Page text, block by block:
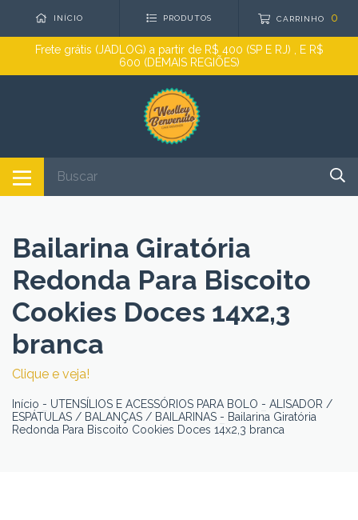
INÍCIO PRODUTOS CARRINHO 0
Frete grátis (JADLOG) a partir de R$ 400 (SP E RJ) , E R$
600 (DEMAIS REGIÕES)
Bailarina Giratória
Redonda Para Biscoito
Cookies Doces 14x2,3
branca
Clique e veja!
Início - UTENSÍLIOS E ACESSÓRIOS PARA BOLO - ALISADOR /
ESPÁTULAS / BALANÇAS / BAILARINAS - Bailarina Giratória
Redonda Para Biscoito Cookies Doces 14x2,3 branca